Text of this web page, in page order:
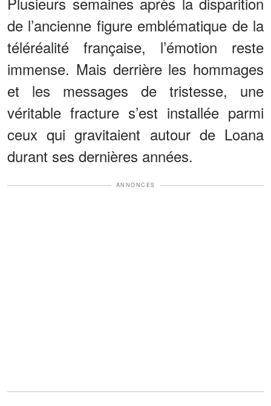
de l’ancienne figure emblématique de la
téléréalité française, l’émotion reste
immense. Mais derrière les hommages
et les messages de tristesse, une
véritable fracture s’est installée parmi
ceux qui gravitaient autour de Loana
durant ses dernières années.
ANNONCES